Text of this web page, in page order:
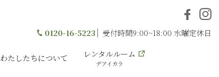
0120-16-5223 受付時間9:00~18:00 水曜定休日
わたしたちについて レンタルルーム
デアイカラ